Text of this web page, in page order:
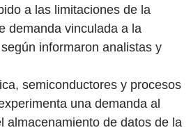
a las limitaciones de la
demanda vinculada a la
informaron analistas y
semiconductores y procesos
una demanda al
almacenamiento de datos de la